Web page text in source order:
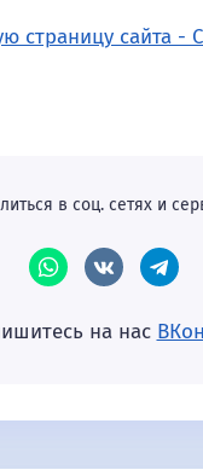
в соц. сетях и
на нас